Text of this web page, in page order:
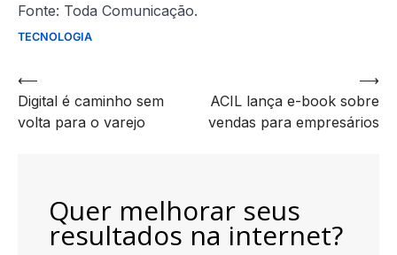
Fonte: Toda Comunicação.
TECNOLOGIA
Navegação
de
artigos
⟵
Digital é caminho sem
volta para o varejo
ACIL lança e-book sobre
vendas para empresários
⟶
Quer melhorar seus
resultados na internet?